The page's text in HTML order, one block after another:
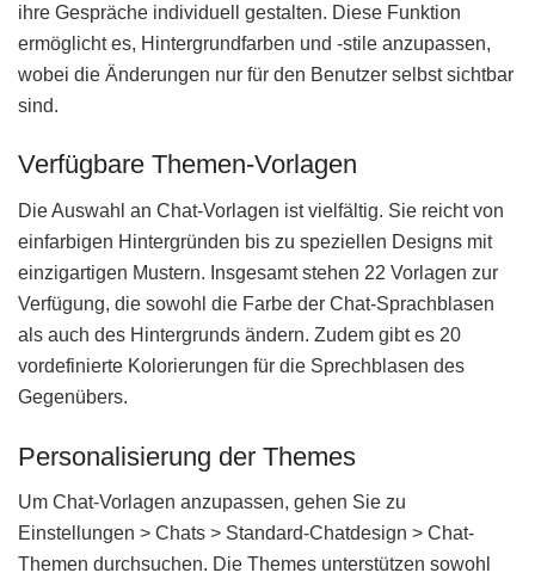
ihre Gespräche individuell gestalten. Diese Funktion
ermöglicht es, Hintergrundfarben und -stile anzupassen,
wobei die Änderungen nur für den Benutzer selbst sichtbar
sind.
Verfügbare Themen-Vorlagen
Die Auswahl an Chat-Vorlagen ist vielfältig. Sie reicht von
einfarbigen Hintergründen bis zu speziellen Designs mit
einzigartigen Mustern. Insgesamt stehen 22 Vorlagen zur
Verfügung, die sowohl die Farbe der Chat-Sprachblasen
als auch des Hintergrunds ändern. Zudem gibt es 20
vordefinierte Kolorierungen für die Sprechblasen des
Gegenübers.
Personalisierung der Themes
Um Chat-Vorlagen anzupassen, gehen Sie zu
Einstellungen > Chats > Standard-Chatdesign > Chat-
Themen durchsuchen. Die Themes unterstützen sowohl